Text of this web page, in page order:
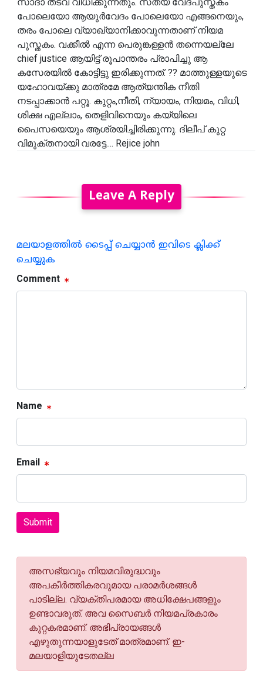
പോലെയോ ആയുർവേദം പോലെയോ എങ്ങനെയും,
തരം പോലെ വ്യാഖ്യാനിക്കാവുന്നതാണ് നിയമ
പുസ്തകം. വക്കീൽ എന്ന പെരുങ്കള്ളൻ തന്നെയല്ലേ
chief justice ആയിട്ട് രൂപാന്തരം പ്രാപിച്ചു ആ
കസേരയിൽ കോട്ടിട്ടു ഇരിക്കുന്നത്. ?? മാത്തുള്ളയുടെ
യഹോവയ്ക്കു മാത്രമേ ആത്യന്തിക നീതി
നടപ്പാക്കാൻ പറ്റൂ. കുറ്റം,നീതി, ന്യായം, നിയമം, വിധി,
ശിക്ഷ എല്ലാം, തെളിവിനെയും കയ്യിലെ
പൈസയെയും ആശ്രയിച്ചിരിക്കുന്നു. ദിലീപ് കുറ്റ
വിമുക്തനായി വരട്ടേ.... Rejice john
Leave A Reply
മലയാളത്തില്‍ ടൈപ്പ് ചെയ്യാന്‍ ഇവിടെ ക്ലിക്ക്
ചെയ്യുക
Comment
Name
Email
Submit
അസഭ്യവും നിയമവിരുദ്ധവും
അപകീര്‍ത്തികരവുമായ പരാമര്‍ശങ്ങള്‍
പാടില്ല. വ്യക്തിപരമായ അധിക്ഷേപങ്ങളും
ഉണ്ടാവരുത്. അവ സൈബര്‍ നിയമപ്രകാരം
കുറ്റകരമാണ്. അഭിപ്രായങ്ങള്‍
എഴുതുന്നയാളുടേത് മാത്രമാണ്. ഇ-
മലയാളിയുടേതല്ല